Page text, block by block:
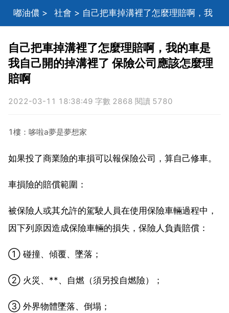
嘟油儂 > 社會 > 自己把車掉溝裡了怎麼理賠啊，我
的車是我自己開的掉溝裡了 保險公司應該怎麼理賠啊
自己把車掉溝裡了怎麼理賠啊，我的車是
我自己開的掉溝裡了 保險公司應該怎麼理
賠啊
2022-03-11 18:38:49 字數 2868 閱讀 5780
1樓：哆啦a夢是夢想家
如果投了商業險的車損可以報保險公司，算自己修車。
車損險的賠償範圍：
被保險人或其允許的駕駛人員在使用保險車輛過程中，
因下列原因造成保險車輛的損失，保險人負責賠償：
① 碰撞、傾覆、墜落；
② 火災、**、自燃（須另投自燃險）；
③ 外界物體墜落、倒塌；